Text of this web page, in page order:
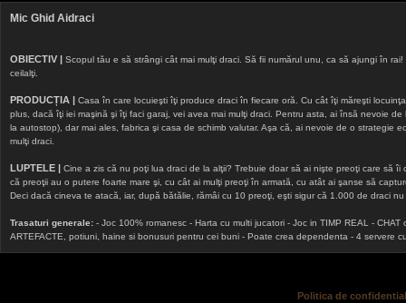
Mic Ghid Aidraci
OBIECTIV | Scopul tău e să strângi cât mai mulţi draci. Să fii numărul unu, ca să ajungi în
ceilalţi.
PRODUCȚIA | Casa în care locuieşti îţi produce draci în fiecare oră. Cu cât îţi măreşti
plus, dacă îţi iei maşină şi îţi faci garaj, vei avea mai mulţi draci. Pentru asta, ai însă nevoie
la autostop), dar mai ales, fabrica şi casa de schimb valutar. Aşa că, ai nevoie de o strategie
mulţi draci.
LUPTELE | Cine a zis că nu poţi lua draci de la alţii? Trebuie doar să ai nişte preoţi care să
că preoţii au o putere foarte mare şi, cu cât ai mulţi preoţi în armată, cu atât ai şanse să
Deci dacă cineva te atacă, iar, după bătălie, rămâi cu 10 preoţi, eşti sigur că 1.000 de draci
Trasaturi generale: - Joc 100% romanesc - Harta cu multi jucatori - Joc in TIMP REAL -
ARTEFACTE, potiuni, haine si bonusuri pentru cei buni - Poate crea dependenta - 4 servere
Politica de